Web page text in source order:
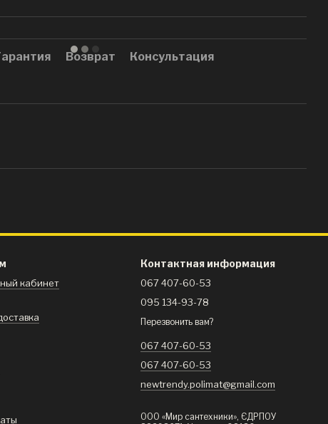
Возврат Консультация
кабинет
Контактная информация
067 407-60-53
095 134-93-78
Перезвонить вам?
067 407-60-53
067 407-60-53
newtrendy.polimat@gmail.com
ООО «Мир сантехники», ЄДРПОУ